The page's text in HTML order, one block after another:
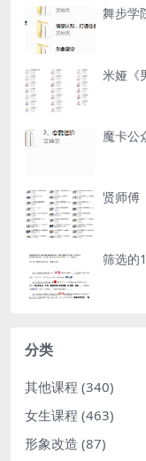
舞步学
米娅《
魔卡公
贤师傅
筛选的
分类
其他课程 (340)
女生课程 (463)
形象改造 (87)